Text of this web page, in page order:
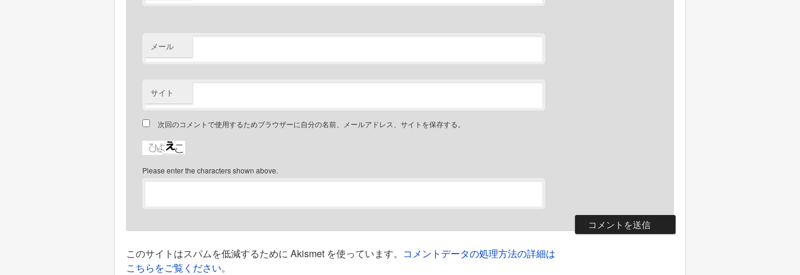
メール
サイト
次回のコメントで使用するためブラウザーに自分の名前、メールアドレス、サイトを保存する。
Please enter the characters shown above.
このサイトはスパムを低減するために Akismet を使っています。 コメントデータの処理方法の詳細は
こちらをご覧ください。